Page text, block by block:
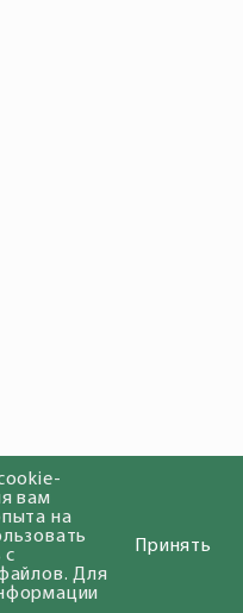
вам
на
с
Для
Принять